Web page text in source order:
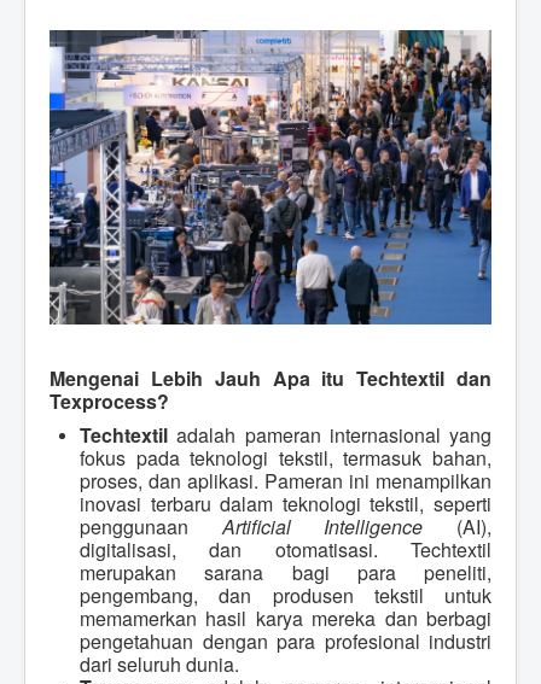
Mengenai Lebih Jauh Apa itu Techtextil dan
Texprocess?
Techtextiladalah pameran internasional yang
fokus pada teknologi tekstil, termasuk bahan,
proses, dan aplikasi. Pameran ini menampilkan
inovasi terbaru dalam teknologi tekstil, seperti
penggunaanArtificial Intelligence (AI),
digitalisasi, dan otomatisasi. Techtextil
merupakan sarana bagi para peneliti,
pengembang, dan produsen tekstil untuk
memamerkan hasil karya mereka dan berbagi
pengetahuan dengan para profesional industri
dari seluruh dunia.